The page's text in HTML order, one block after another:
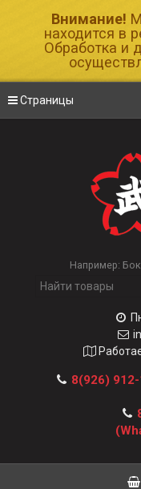
Внимание!
находится в
Обработка и
Страницы
Например:
8(926)